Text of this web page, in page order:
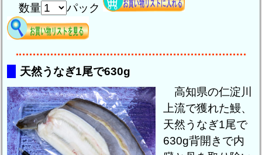
数量 パック
天然うなぎ1尾で630g
高知県の仁淀川
上流で獲れた鰻、
天然うなぎ1尾で
630g背開きで内